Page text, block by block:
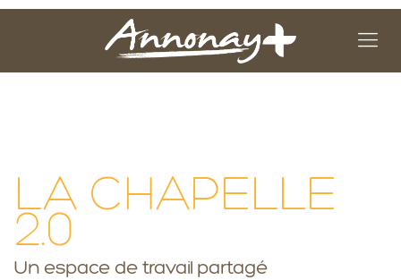
LA CHAPELLE
2.0
Un espace de travail partagé